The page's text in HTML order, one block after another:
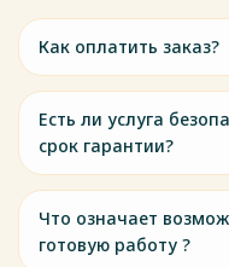
Как оплатить заказ?
Есть ли услуга
срок гарантии?
Что означает
готовую работу ?